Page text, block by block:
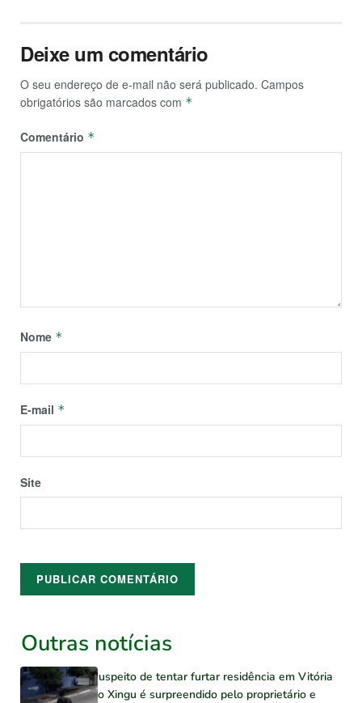
Deixe um comentário
O seu endereço de e-mail não será publicado. Campos
obrigatórios são marcados com *
Comentário *
Nome *
E-mail *
Site
Outras notícias
Suspeito de tentar furtar residência em Vitória
do Xingu é surpreendido pelo proprietário e